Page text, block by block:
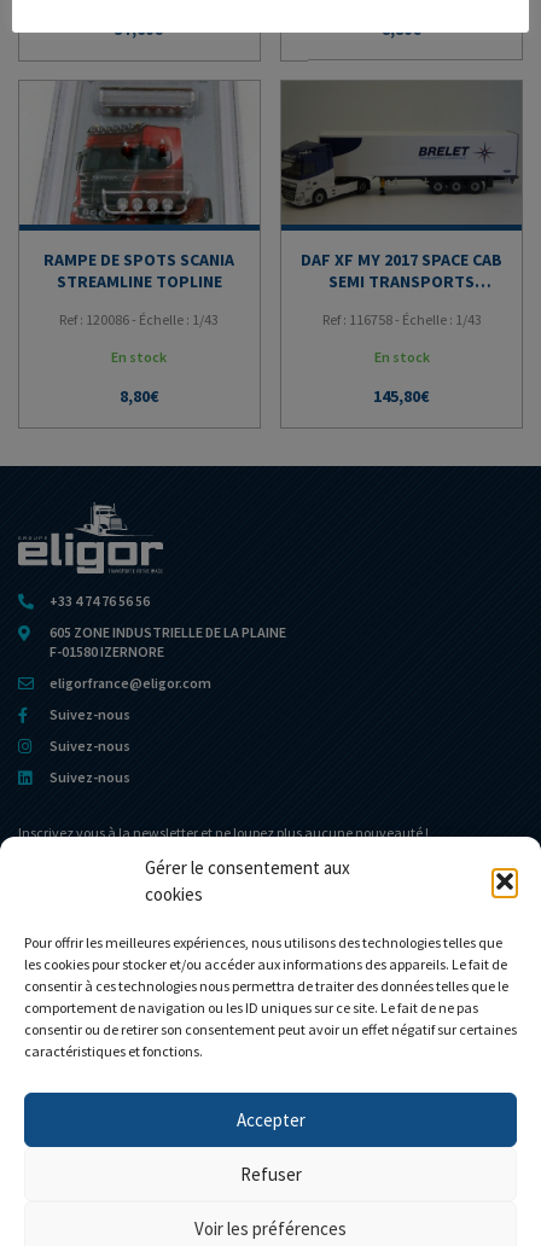
Gérer le consentement aux
cookies
Pour offrir les meilleures expériences, nous utilisons des technologies telles que
les cookies pour stocker et/ou accéder aux informations des appareils. Le fait de
consentir à ces technologies nous permettra de traiter des données telles que le
comportement de navigation ou les ID uniques sur ce site. Le fait de ne pas
consentir ou de retirer son consentement peut avoir un effet négatif sur certaines
caractéristiques et fonctions.
Accepter
Refuser
Voir les préférences
37,60€ 8,80€
RAMPE DE SPOTS SCANIA
STREAMLINE TOPLINE
Ref : 120086 - Échelle : 1/43
En stock
8,80€
DAF XF MY 2017 SPACE CAB
SEMI TRANSPORTS
Ref : 116758 - Échelle : 1/43
En stock
145,80€
+33 4 74 76 56 56
605 ZONE INDUSTRIELLE DE LA PLAINE
F-01580 IZERNORE
eligorfrance@eligor.com
Suivez-nous
Suivez-nous
Suivez-nous
Inscrivez vous à la newsletter et ne loupez plus aucune nouveauté !
Le Club Eligor
La boutique
Modèles personnalisés
Contact
Mon compte
Mon panier
Personnalisez votre camion